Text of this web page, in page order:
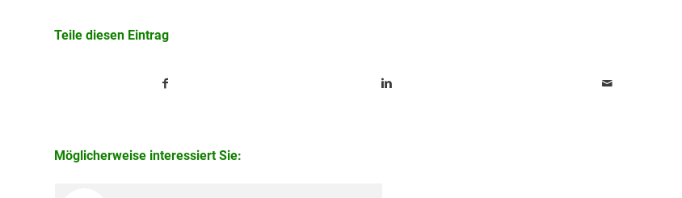
Teile diesen Eintrag
Möglicherweise interessiert Sie: